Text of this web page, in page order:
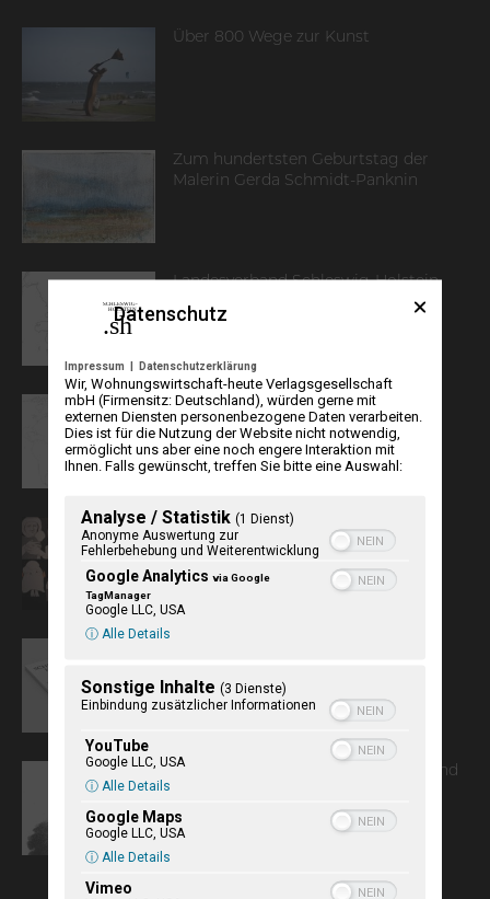
Über 800 Wege zur Kunst
Zum hundertsten Geburtstag der
Malerin Gerda Schmidt-Panknin
Landesverband Schleswig-Holstein
der Gewerkschaft Erziehung und
Wissenschaft
Partnerschaft Afrika e. V.
Perspektivwechsel
„Es ist kein Traum …“ Der Dichter und
Datenschutz
Impressum Datenschutzerklärung
Wir, Wohnungswirtschaft-heute Verlagsgesellschaft
mbH (Firmensitz: Deutschland), würden gerne mit
externen Diensten personenbezogene Daten verarbeiten.
Dies ist für die Nutzung der Website nicht notwendig,
ermöglicht uns aber eine noch engere Interaktion mit
Ihnen. Falls gewünscht, treffen Sie bitte eine Auswahl:
Analyse / Statistik (1 Dienst)
Anonyme Auswertung zur
Fehlerbehebung und Weiterentwicklung
Google Analytics via Google
TagManager
Google LLC, USA
ⓘ Alle Details
Sonstige Inhalte (3 Dienste)
Einbindung zusätzlicher Informationen
YouTube
Google LLC, USA
ⓘ Alle Details
Google Maps
Google LLC, USA
ⓘ Alle Details
Vimeo